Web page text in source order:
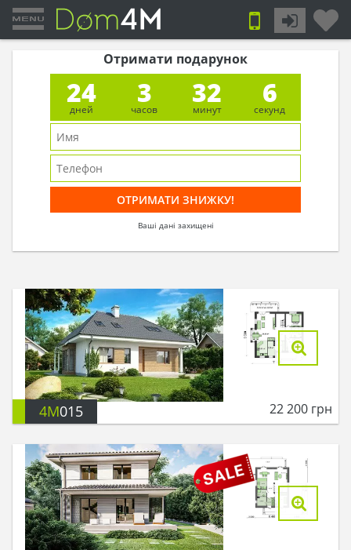
Отримати подарунок
24
дней
3
часов
32
минут
6
секунд
Ваші дані захищені
4M015 22 200 грн